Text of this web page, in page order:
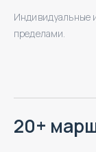
Индивидуальные
пределами.
20+